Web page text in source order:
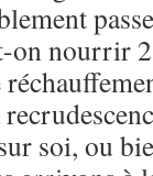
on nourrir
soi, ou